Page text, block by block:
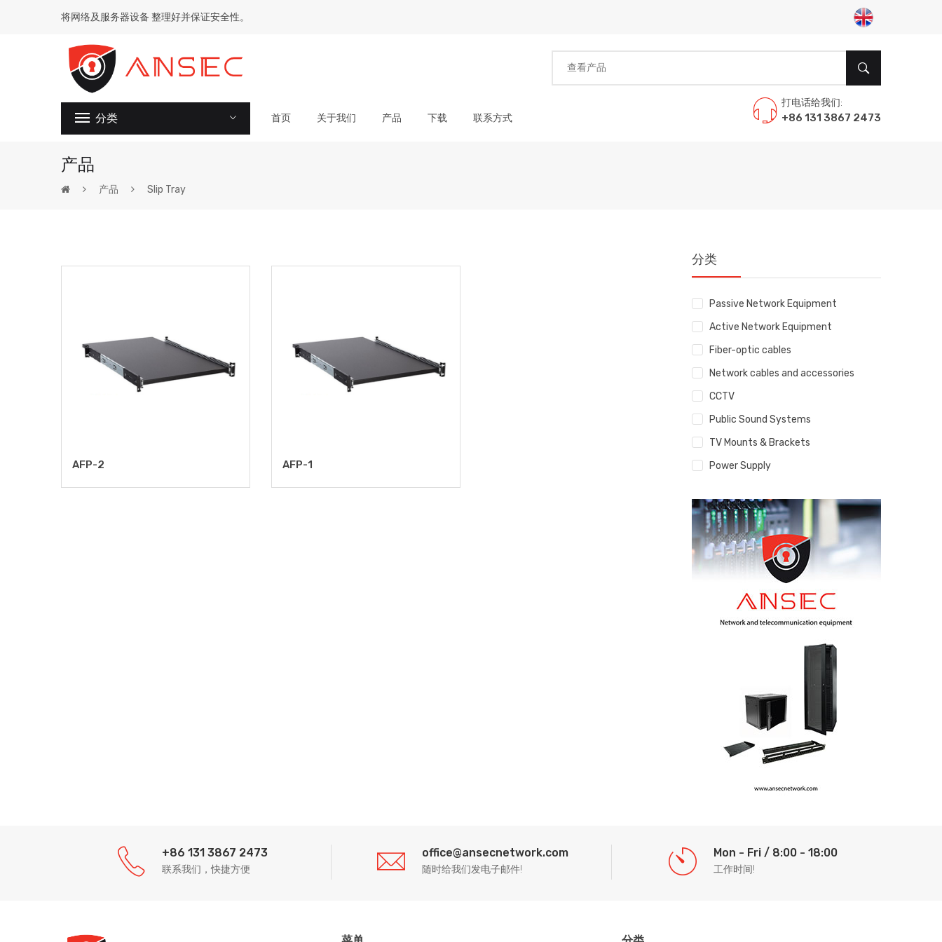
将网络及服务器设备 整理好并保证安全性。
分类 首页 关于我们 产品 下载 联系方式
打电话给我们:
+86 131 3867 2473
产品
产品 Slip Tray
AFP-2 AFP-1
分类
Passive Network Equipment
Active Network Equipment
Fiber-optic cables
Network cables and accessories
CCTV
Public Sound Systems
TV Mounts & Brackets
Power Supply
+86 131 3867 2473
联系我们，快捷方便
office@ansecnetwork.com
随时给我们发电子邮件!
Mon - Fri / 8:00 - 18:00
工作时间!